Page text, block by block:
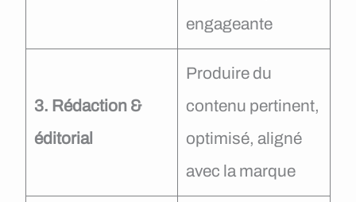
engageante
3. Rédaction &
éditorial
Produire du
contenu pertinent,
optimisé, aligné
avec la marque